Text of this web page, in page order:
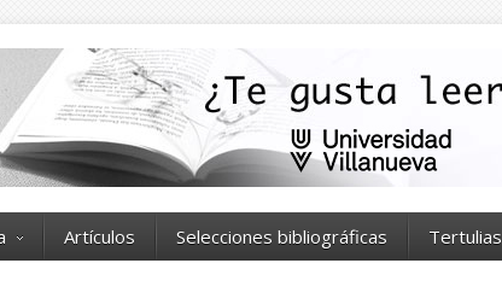
Artículos Selecciones bibliográficas Tertulias